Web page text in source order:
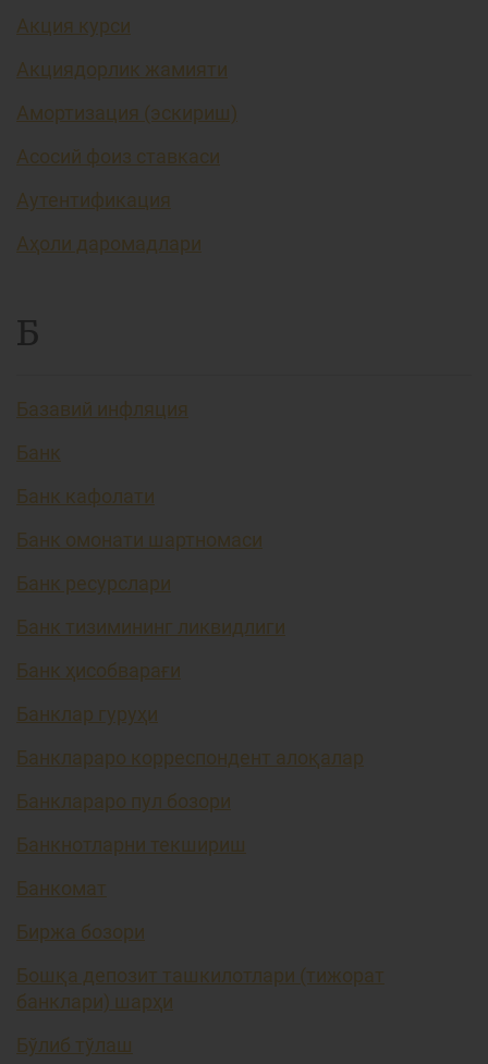
Акция курси
Акциядорлик жамияти
Амортизация (эскириш)
Асосий фоиз ставкаси
Аутентификация
Аҳоли даромадлари
Б
Базавий инфляция
Банк
Банк кафолати
Банк омонати шартномаси
Банк ресурслари
Банк тизимининг ликвидлиги
Банк ҳисобварағи
Банклар гуруҳи
Банклараро корреспондент алоқалар
Банклараро пул бозори
Банкнотларни текшириш
Банкомат
Биржа бозори
Бошқа депозит ташкилотлари (тижорат
банклари) шарҳи
Бўлиб тўлаш